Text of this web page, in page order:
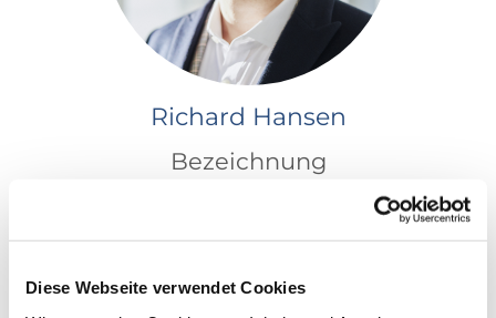
Diese Webseite verwendet Cookies
Richard Hansen
Bezeichnung
80808080